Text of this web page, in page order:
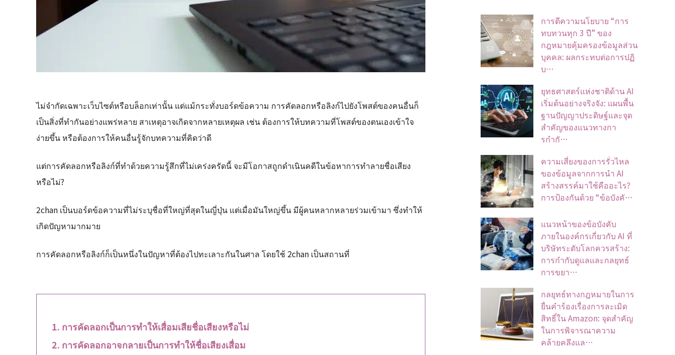
ไม่จำกัดเฉพาะเว็บไซต์หรือบล็อกเท่านั้น แต่แม้กระทั่งบอร์ดข้อความ การคัดลอกหรือลิงก์ไปยังโพสต์ของคนอื่นก็
เป็นสิ่งที่ทำกันอย่างแพร่หลาย สาเหตุอาจเกิดจากหลายเหตุผล เช่น ต้องการให้บทความที่โพสต์ของตนเองเข้าใจ
ง่ายขึ้น หรือต้องการให้คนอื่นรู้จักบทความที่คิดว่าดี
แต่การคัดลอกหรือลิงก์ที่ทำด้วยความรู้สึกที่ไม่เคร่งครัดนี้ จะมีโอกาสถูกดำเนินคดีในข้อหาการทำลายชื่อเสียง
หรือไม่?
2chan เป็นบอร์ดข้อความที่ไม่ระบุชื่อที่ใหญ่ที่สุดในญี่ปุ่น แต่เมื่อมันใหญ่ขึ้น มีผู้คนหลากหลายร่วมเข้ามา ซึ่งทำให้
เกิดปัญหามากมาย
การคัดลอกหรือลิงก์ก็เป็นหนึ่งในปัญหาที่ต้องไปทะเลาะกันในศาล โดยใช้ 2chan เป็นสถานที่
การคัดลอกเป็นการทำให้เสื่อมเสียชื่อเสียงหรือไม่
การคัดลอกอาจกลายเป็นการทำให้ชื่อเสียงเสื่อม
การตีความนโยบาย “การ
ทบทวนทุก 3 ปี” ของ
กฎหมายคุ้มครองข้อมูลส่วน
บุคคล: ผลกระทบต่อการปฏิ
บ…
ยุทธศาสตร์แห่งชาติด้าน AI
เริ่มต้นอย่างจริงจัง: แผนพื้น
ฐานปัญญาประดิษฐ์และจุด
สำคัญของแนวทางกา
รกำกั…
ความเสี่ยงของการรั่วไหล
ของข้อมูลจากการนำ AI
สร้างสรรค์มาใช้คืออะไร?
การป้องกันด้วย “ข้อบังคั…
แนวหน้าของข้อบังคับ
ภายในองค์กรเกี่ยวกับ AI ที่
บริษัทระดับโลกควรสร้าง:
การกำกับดูแลและกลยุทธ์
การขยา…
กลยุทธ์ทางกฎหมายในการ
ยื่นคำร้องเรื่องการละเมิด
สิทธิ์ใน Amazon: จุดสำคัญ
ในการพิจารณาความ
คล้ายคลึงแล…